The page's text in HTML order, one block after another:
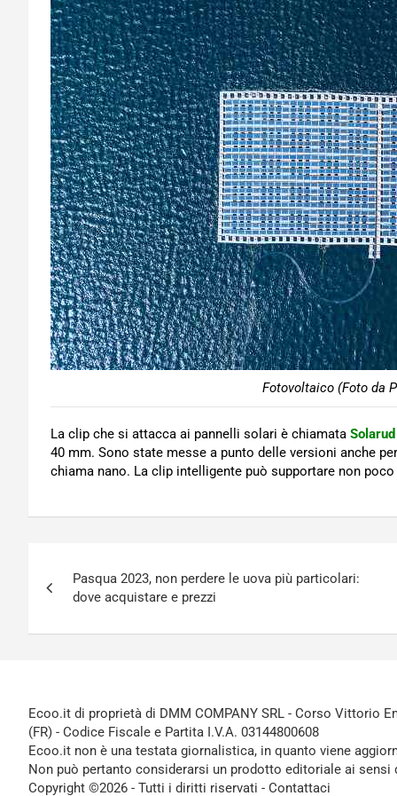
Fotovoltaico (Foto da
La clip che si attacca ai pannelli solari è chiamata
40 mm. Sono state messe a punto delle versioni anche
chiama nano. La clip intelligente può supportare non poco
articoli
Pasqua 2023, non perdere le uova più particolari:
dove acquistare e prezzi
Ecoo.it di proprietà di DMM COMPANY SRL - Corso Vittorio
(FR) - Codice Fiscale e Partita I.V.A. 03144800608
Ecoo.it non è una testata giornalistica, in quanto viene
Non può pertanto considerarsi un prodotto editoriale ai sensi
Copyright ©2026 - Tutti i diritti riservati - Contattaci